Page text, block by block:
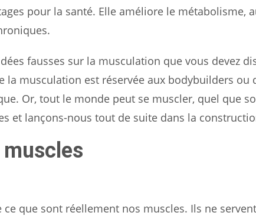
pour la santé. Elle améliore le métabolisme,
fausses sur la musculation que vous devez
la musculation est réservée aux bodybuilders ou
Or, tout le monde peut se muscler, quel que
et lançons-nous tout de suite dans la
que sont réellement nos muscles. Ils ne